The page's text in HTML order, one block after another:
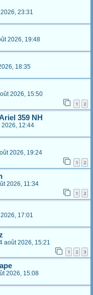
23:31
2026, 19:48
18:35
2026, 15:50
1 2
359 NH
2026, 12:44
2026, 19:24
1 2
2026, 11:34
1 2
17:01
août 2026, 15:21
1 2 3
2026, 15:08